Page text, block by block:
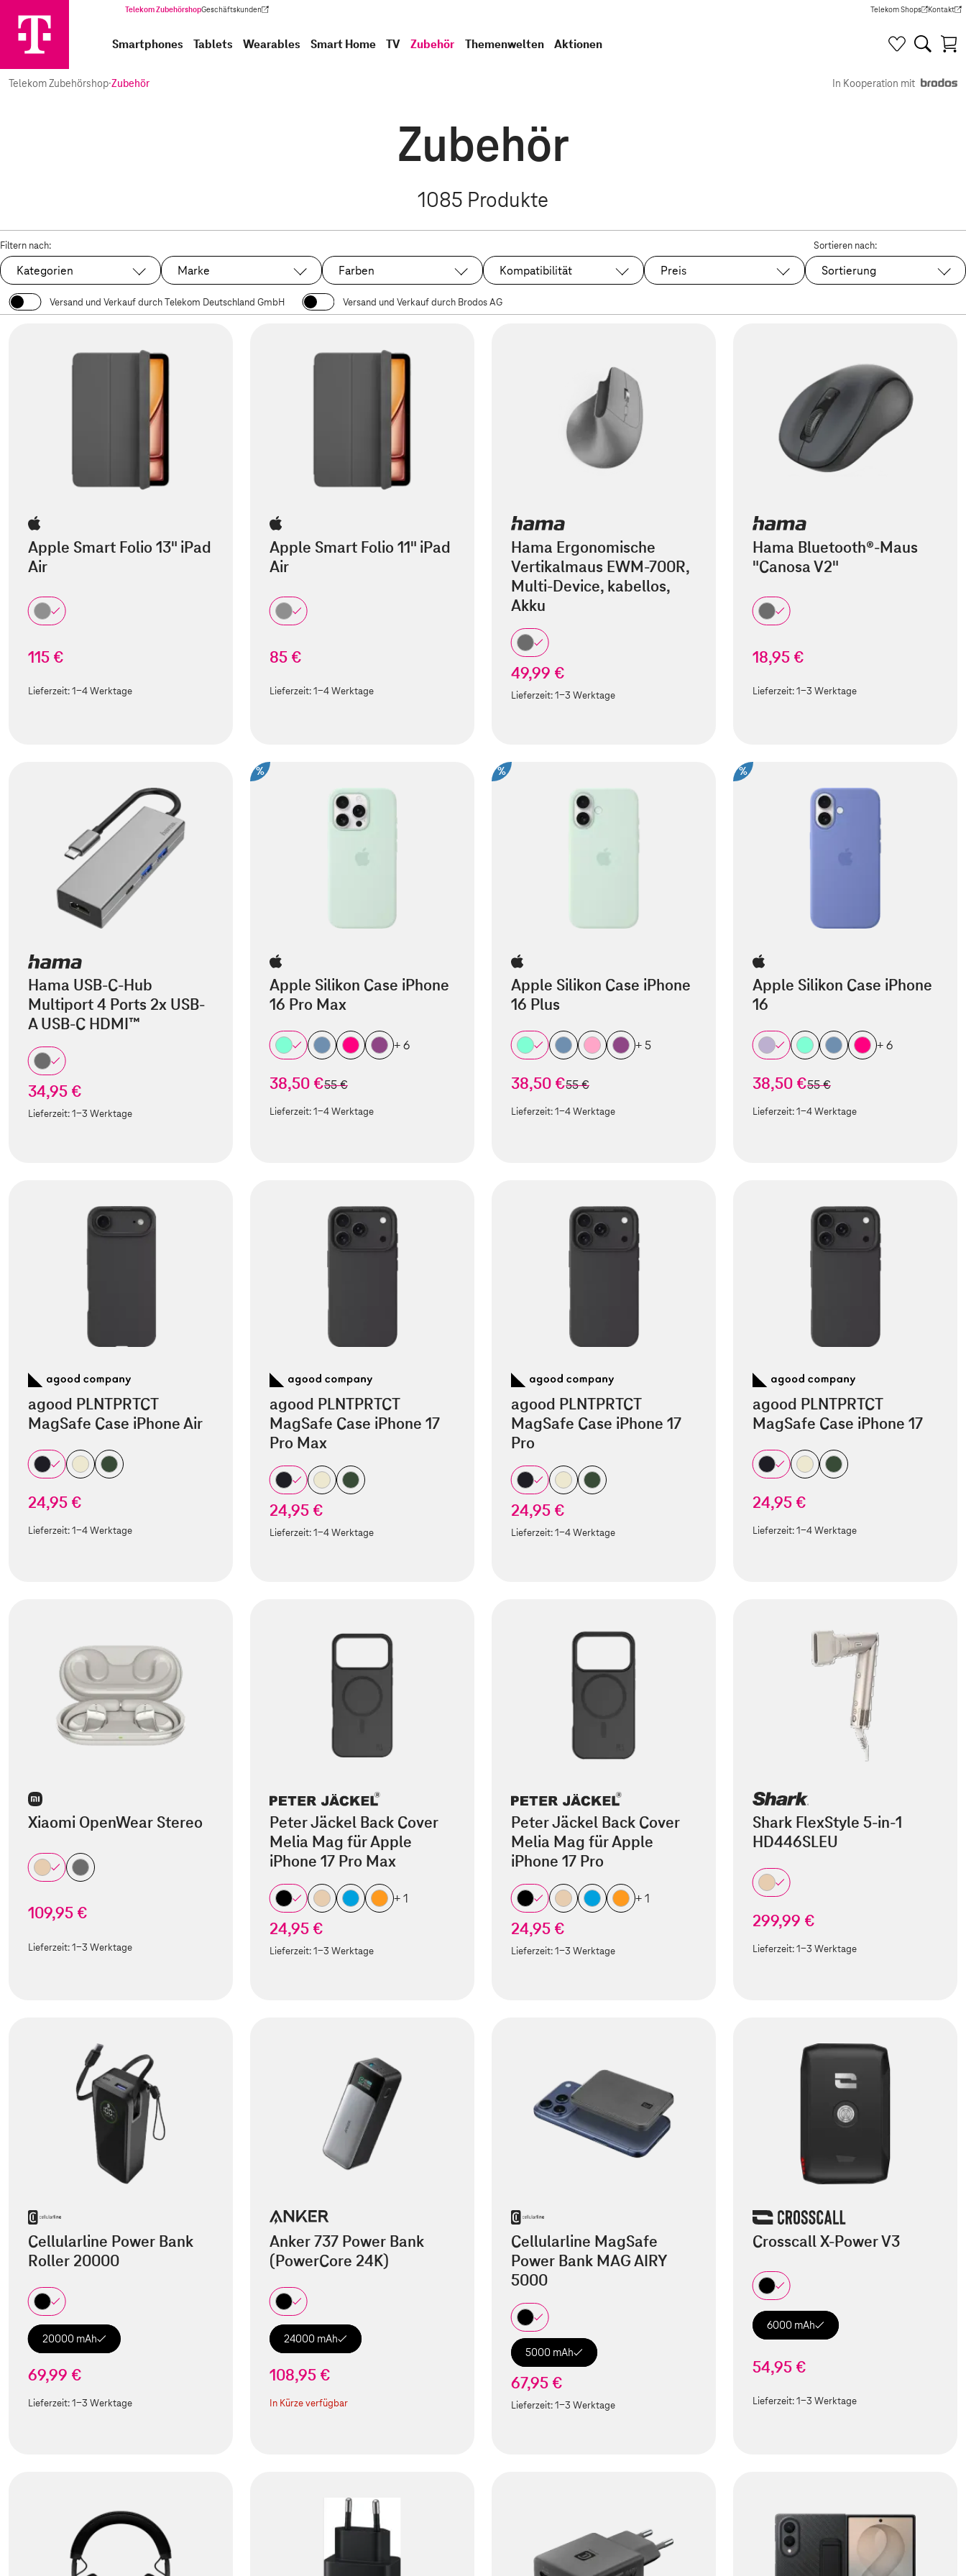
Telekom ZubehörshopGeschäftskunden
(Wird in einem neuen Tab geöffnet) Telekom Shops
(Wird in einem neuen Tab
Kontakt
(Wird in
Smartphones Tablets Wearables Smart Home TV Zubehör Themenwelten Aktionen
Telekom Zubehörshop·Zubehör In Kooperation mit
Zubehör
1085 Produkte
Filtern nach:
Kategorien Marke Farben Kompatibilität Preis
Sortieren nach:
Sortierung
Versand und Verkauf durch Telekom Deutschland GmbH Versand und Verkauf durch Brodos AG
Apple Smart Folio 13" iPad
Air
115 €
Lieferzeit:1-4 Werktage
Apple Smart Folio 11" iPad
Air
85 €
Lieferzeit:1-4 Werktage
Hama Ergonomische
Vertikalmaus EWM-700R,
Multi-Device, kabellos,
Akku
49,99 €
Lieferzeit:1-3 Werktage
Hama Bluetooth®-Maus
"Canosa V2"
18,95 €
Lieferzeit:1-3 Werktage
Hama USB-C-Hub
Multiport 4 Ports 2x USB-
A USB-C HDMI™
34,95 €
Lieferzeit:1-3 Werktage
%
Apple Silikon Case iPhone
16 Pro Max
+ 6
38,50 €statt
55 €
Lieferzeit:1-4 Werktage
%
Apple Silikon Case iPhone
16 Plus
+ 5
38,50 €statt
55 €
Lieferzeit:1-4 Werktage
%
Apple Silikon Case iPhone
16
+ 6
38,50 €statt
55 €
Lieferzeit:1-4 Werktage
agood PLNTPRTCT
MagSafe Case iPhone Air
24,95 €
Lieferzeit:1-4 Werktage
agood PLNTPRTCT
MagSafe Case iPhone 17
Pro Max
24,95 €
Lieferzeit:1-4 Werktage
agood PLNTPRTCT
MagSafe Case iPhone 17
Pro
24,95 €
Lieferzeit:1-4 Werktage
agood PLNTPRTCT
MagSafe Case iPhone 17
24,95 €
Lieferzeit:1-4 Werktage
Xiaomi OpenWear Stereo
109,95 €
Lieferzeit:1-3 Werktage
Peter Jäckel Back Cover
Melia Mag für Apple
iPhone 17 Pro Max
+ 1
24,95 €
Lieferzeit:1-3 Werktage
Peter Jäckel Back Cover
Melia Mag für Apple
iPhone 17 Pro
+ 1
24,95 €
Lieferzeit:1-3 Werktage
Shark FlexStyle 5-in-1
HD446SLEU
299,99 €
Lieferzeit:1-3 Werktage
Cellularline Power Bank
Roller 20000
20000 mAh
69,99 €
Lieferzeit:1-3 Werktage
Anker 737 Power Bank
(PowerCore 24K)
24000 mAh
108,95 €
In Kürze verfügbar
Cellularline MagSafe
Power Bank MAG AIRY
5000
5000 mAh
67,95 €
Lieferzeit:1-3 Werktage
Crosscall X-Power V3
6000 mAh
54,95 €
Lieferzeit:1-3 Werktage